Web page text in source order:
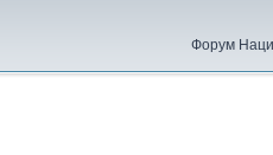
Форум